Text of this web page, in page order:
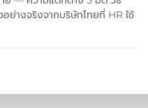
ย่างจริงจากบริษัทไทยที่ HR ใช้